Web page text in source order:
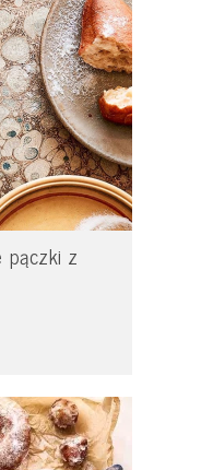
pączki z